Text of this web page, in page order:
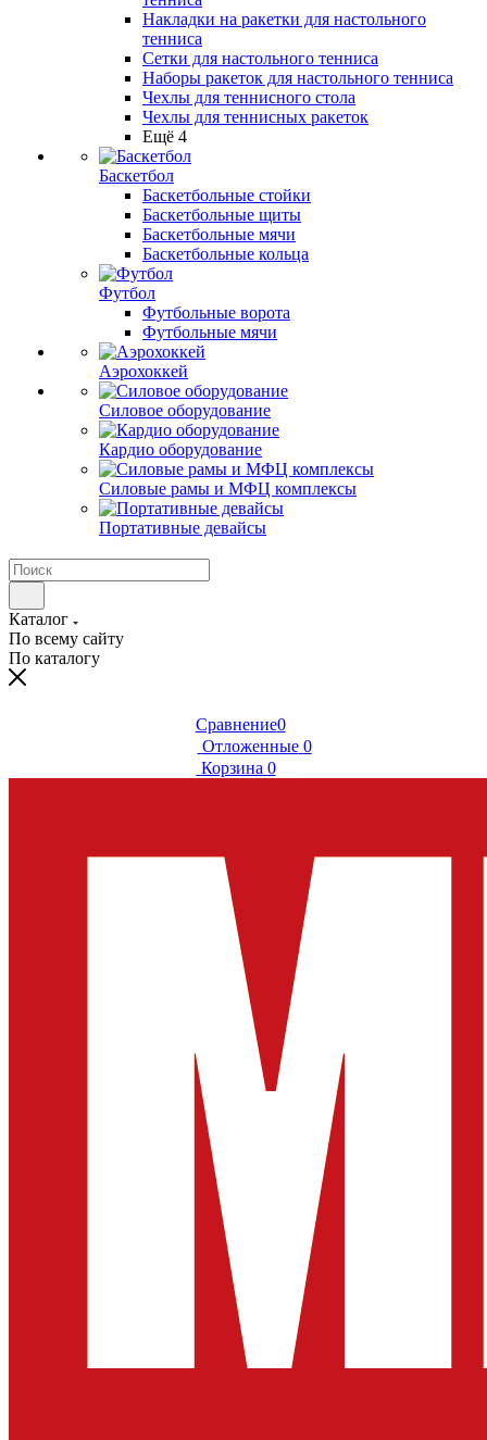
Накладки на ракетки для настольного
тенниса
Сетки для настольного тенниса
Наборы ракеток для настольного тенниса
Чехлы для теннисного стола
Чехлы для теннисных ракеток
Ещё 4
Баскетбол
Баскетбольные стойки
Баскетбольные щиты
Баскетбольные мячи
Баскетбольные кольца
Футбол
Футбольные ворота
Футбольные мячи
Аэрохоккей
Силовое оборудование
Кардио оборудование
Силовые рамы и МФЦ комплексы
Портативные девайсы
Каталог
По всему сайту
По каталогу
Сравнение0
Отложенные 0
Корзина 0